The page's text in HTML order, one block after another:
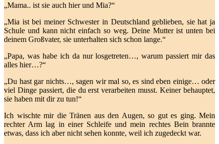
„Mama.. ist sie auch hier und Mia?“
„Mia ist bei meiner Schwester in Deutschland geblieben, sie hat ja
Schule und kann nicht einfach so weg. Deine Mutter ist unten bei
deinem Großvater, sie unterhalten sich schon lange.“
„Papa, was habe ich da nur losgetreten…, warum passiert mir das
alles hier…?“
„Du hast gar nichts…, sagen wir mal so, es sind eben einige… oder
viel Dinge passiert, die du erst verarbeiten musst. Keiner behauptet,
sie haben mit dir zu tun!“
Ich wischte mir die Tränen aus den Augen, so gut es ging. Mein
rechter Arm lag in einer Schleife und mein rechtes Bein brannte
etwas, dass ich aber nicht sehen konnte, weil ich zugedeckt war.